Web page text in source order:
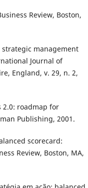
Review, Boston,
strategic management
Journal of
England, v. 29, n. 2,
2.0: roadmap for
Publishing, 2001.
scorecard:
Review, Boston, MA,